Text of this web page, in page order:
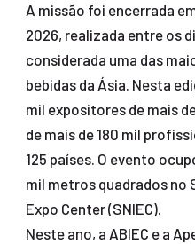
A missão foi encerrada
2026, realizada entre os
considerada uma das
bebidas da Ásia. Nesta
mil expositores de mais
de mais de 180 mil
125 países. O evento
mil metros quadrados no
Expo Center (SNIEC).
Neste ano, a ABIEC e a